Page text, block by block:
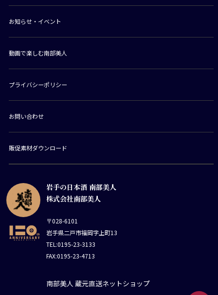
岩手の日本酒 南部美人
株式会社南部美人
〒028-6101
岩手県二戸市福岡字上町13
TEL:0195-23-3133
FAX:0195-23-4713
南部美人 蔵元直送ネットショップ
お知らせ・イベント
動画で楽しむ南部美人
プライバシーポリシー
お問い合わせ
販促素材ダウンロード